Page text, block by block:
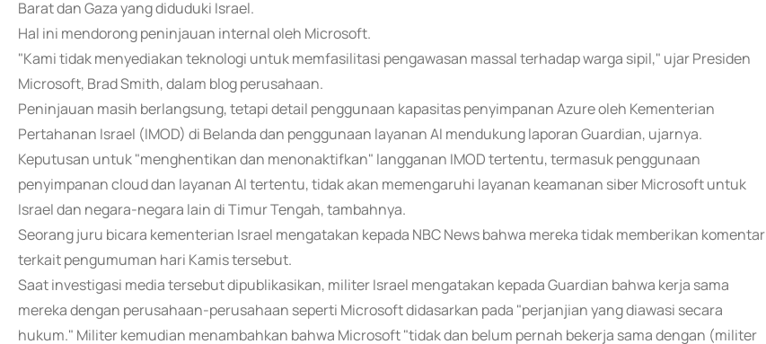
Barat dan Gaza yang diduduki Israel.
Hal ini mendorong peninjauan internal oleh Microsoft.
"Kami tidak menyediakan teknologi untuk memfasilitasi pengawasan massal terhadap warga sipil," ujar Presiden
Microsoft, Brad Smith, dalam blog perusahaan.
Peninjauan masih berlangsung, tetapi detail penggunaan kapasitas penyimpanan Azure oleh Kementerian
Pertahanan Israel (IMOD) di Belanda dan penggunaan layanan AI mendukung laporan Guardian, ujarnya.
Keputusan untuk "menghentikan dan menonaktifkan" langganan IMOD tertentu, termasuk penggunaan
penyimpanan cloud dan layanan AI tertentu, tidak akan memengaruhi layanan keamanan siber Microsoft untuk
Israel dan negara-negara lain di Timur Tengah, tambahnya.
Seorang juru bicara kementerian Israel mengatakan kepada NBC News bahwa mereka tidak memberikan komentar
terkait pengumuman hari Kamis tersebut.
Saat investigasi media tersebut dipublikasikan, militer Israel mengatakan kepada Guardian bahwa kerja sama
mereka dengan perusahaan-perusahaan seperti Microsoft didasarkan pada "perjanjian yang diawasi secara
hukum." Militer kemudian menambahkan bahwa Microsoft "tidak dan belum pernah bekerja sama dengan (militer